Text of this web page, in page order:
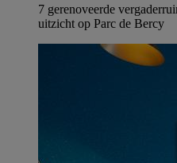
7 gerenoveerde
uitzicht op Parc de Bercy